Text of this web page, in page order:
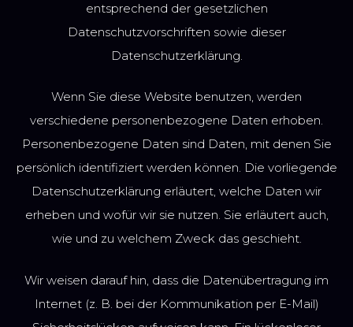
entsprechend der gesetzlichen
Datenschutzvorschriften sowie dieser
Datenschutzerklärung.
Wenn Sie diese Website benutzen, werden
verschiedene personenbezogene Daten erhoben.
Personenbezogene Daten sind Daten, mit denen Sie
persönlich identifiziert werden können. Die vorliegende
Datenschutzerklärung erläutert, welche Daten wir
erheben und wofür wir sie nutzen. Sie erläutert auch,
wie und zu welchem Zweck das geschieht.
Wir weisen darauf hin, dass die Datenübertragung im
Internet (z. B. bei der Kommunikation per E-Mail)